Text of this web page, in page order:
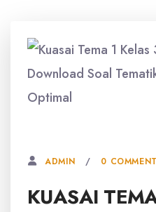
ADMIN 0
KUASAI